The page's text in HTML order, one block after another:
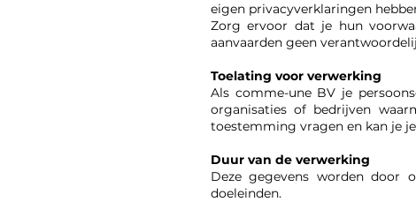
eigen privacyverklaringen
Zorg ervoor dat je hun
aanvaarden geen
Toelating voor verwerking
Als comme-une BV je
organisaties of bedrijven
toestemming vragen en kan je
Duur van de verwerking
Deze gegevens worden door
doeleinden.